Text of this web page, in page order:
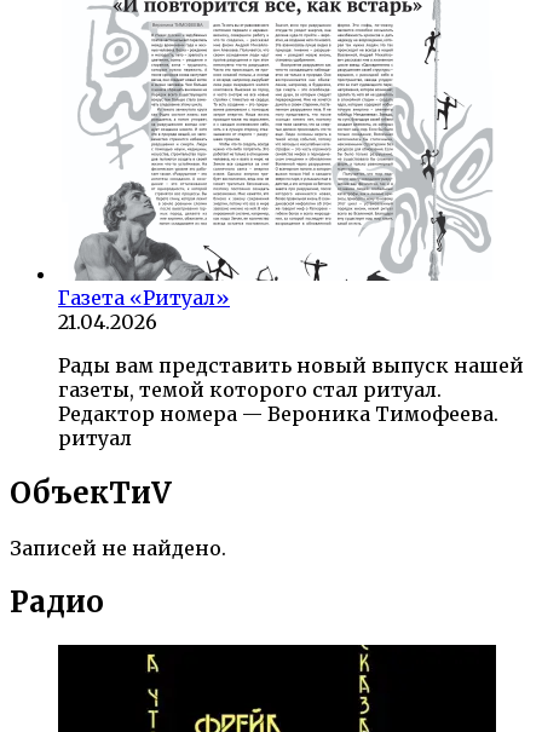
Газета «Ритуал»
21.04.2026
Рады вам представить новый выпуск нашей
газеты, темой которого стал ритуал.
Редактор номера — Вероника Тимофеева.
ритуал
ОбъекTиV
Записей не найдено.
Радио